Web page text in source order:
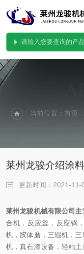
当前位置：首页
莱州龙骏介绍涂
更新时间：2021-11-
莱州龙骏机械有限公司主
合机，反应釜，反应锅
机，胶体磨，三辊机，
机，真石漆设备，轻粘